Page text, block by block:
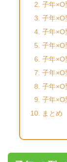
子年×O
子年×O
子年×O
子年×O
子年×O
子年×O
子年×O
子年×O
まとめ